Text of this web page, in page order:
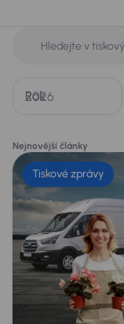
Rok
Nejnovější články
Tiskové zprávy